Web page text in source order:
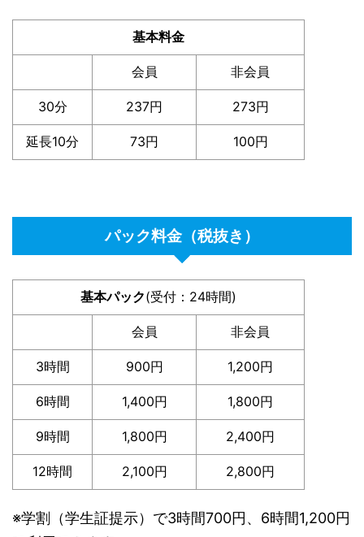
基本料金
会員 非会員
30分 237円 273円
延長10分 73円 100円
パック料金（税抜き）
基本パック(受付：24時間)
会員 非会員
3時間 900円 1,200円
6時間 1,400円 1,800円
9時間 1,800円 2,400円
12時間 2,100円 2,800円
※学割（学生証提示）で3時間700円、6時間1,200円